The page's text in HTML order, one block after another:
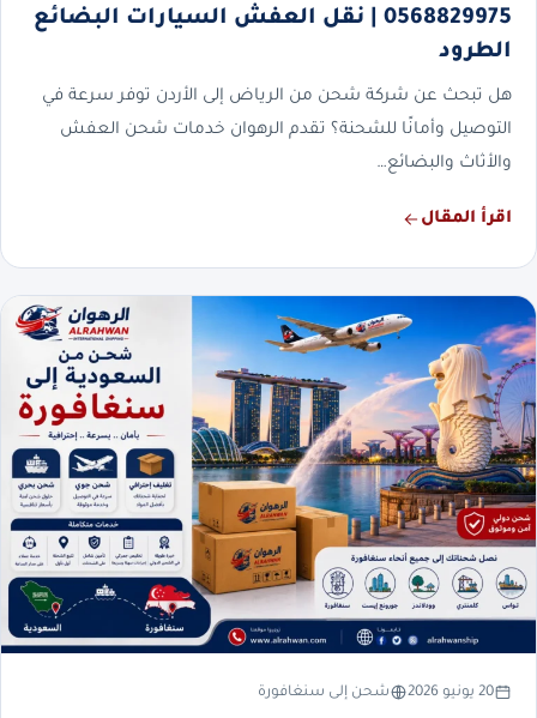
0568829975 | نقل العفش السيارات البضائع
الطرود
هل تبحث عن شركة شحن من الرياض إلى الأردن توفر سرعة في
التوصيل وأمانًا للشحنة؟ تقدم الرهوان خدمات شحن العفش
والأثاث والبضائع…
اقرأ المقال
20 يونيو 2026 شحن إلى سنغافورة